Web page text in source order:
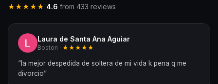
★★★★★ 4.6 from 433 reviews
Laura de Santa Ana Aguiar
Boston · ★★★★★
“ la mejor despedida de soltera de mi vida k pena q me
divorcio”